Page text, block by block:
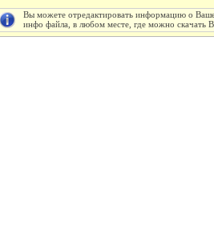
Вы можете отредактировать информацию о
инфо файла, в любом месте, где можно скачать